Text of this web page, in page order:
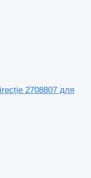
2708807 для